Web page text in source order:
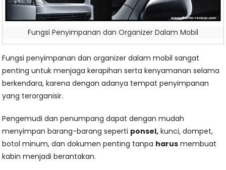
Fungsi Penyimpanan dan Organizer Dalam Mobil
Fungsi penyimpanan dan organizer dalam mobil sangat
penting untuk menjaga kerapihan serta kenyamanan selama
berkendara, karena dengan adanya tempat penyimpanan
yang terorganisir.
Pengemudi dan penumpang dapat dengan mudah
menyimpan barang-barang seperti ponsel, kunci, dompet,
botol minum, dan dokumen penting tanpa harus membuat
kabin menjadi berantakan.